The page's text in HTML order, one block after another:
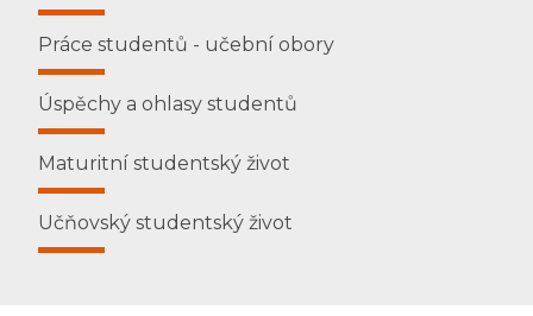
Práce studentů - učební obory
Úspěchy a ohlasy studentů
Maturitní studentský život
Učňovský studentský život